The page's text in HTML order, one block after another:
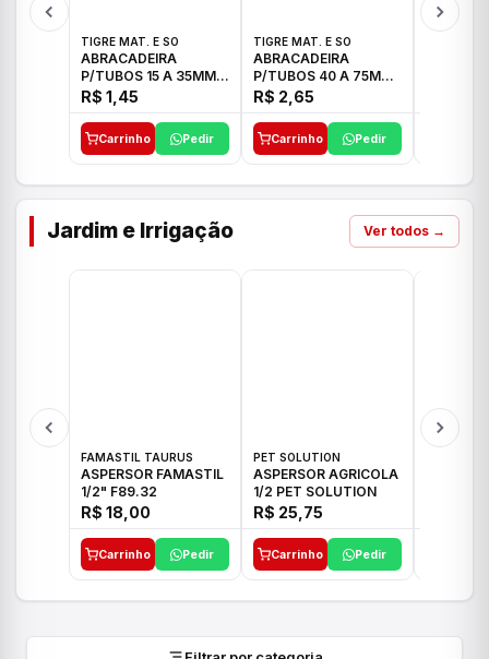
TIGRE MAT. E SO
ABRACADEIRA
P/TUBOS 15 A 35MM
TIGRE
R$ 1,45
Carrinho Pedir
TIGRE MAT. E SO
ABRACADEIRA
P/TUBOS 40 A 75MM
TIGRE
R$ 2,65
Carrinho Pedir
Jardim e Irrigação Ver todos →
FAMASTIL TAURUS
ASPERSOR FAMASTIL
1/2" F89.32
R$ 18,00
Carrinho Pedir
PET SOLUTION
ASPERSOR AGRICOLA
1/2 PET SOLUTION
R$ 25,75
Carrinho Pedir